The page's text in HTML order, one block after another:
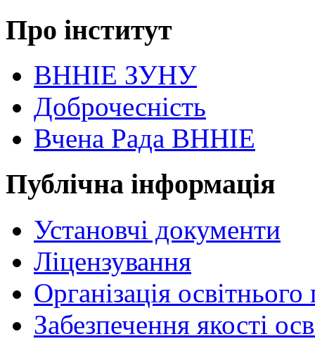
Про інститут
ВННІЕ ЗУНУ
Доброчесність
Вчена Рада ВННІЕ
Публічна інформація
Установчі документи
Ліцензування
Організація
Забезпечення якості